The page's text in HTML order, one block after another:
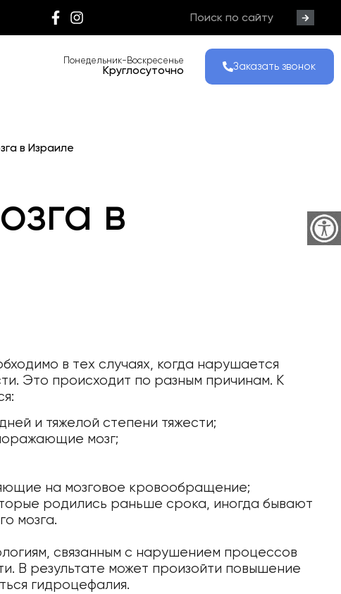
Понедельник-Воскресенье
Круглосуточно Заказать звонок
в Израиле
в
в тех случаях, когда нарушается
Это происходит по разным причинам. К
и тяжелой степени тяжести;
мозг;
на мозговое кровообращение;
родились раньше срока, иногда бывают
мозга.
связанным с нарушением процессов
В результате может произойти повышение
гидроцефалия.